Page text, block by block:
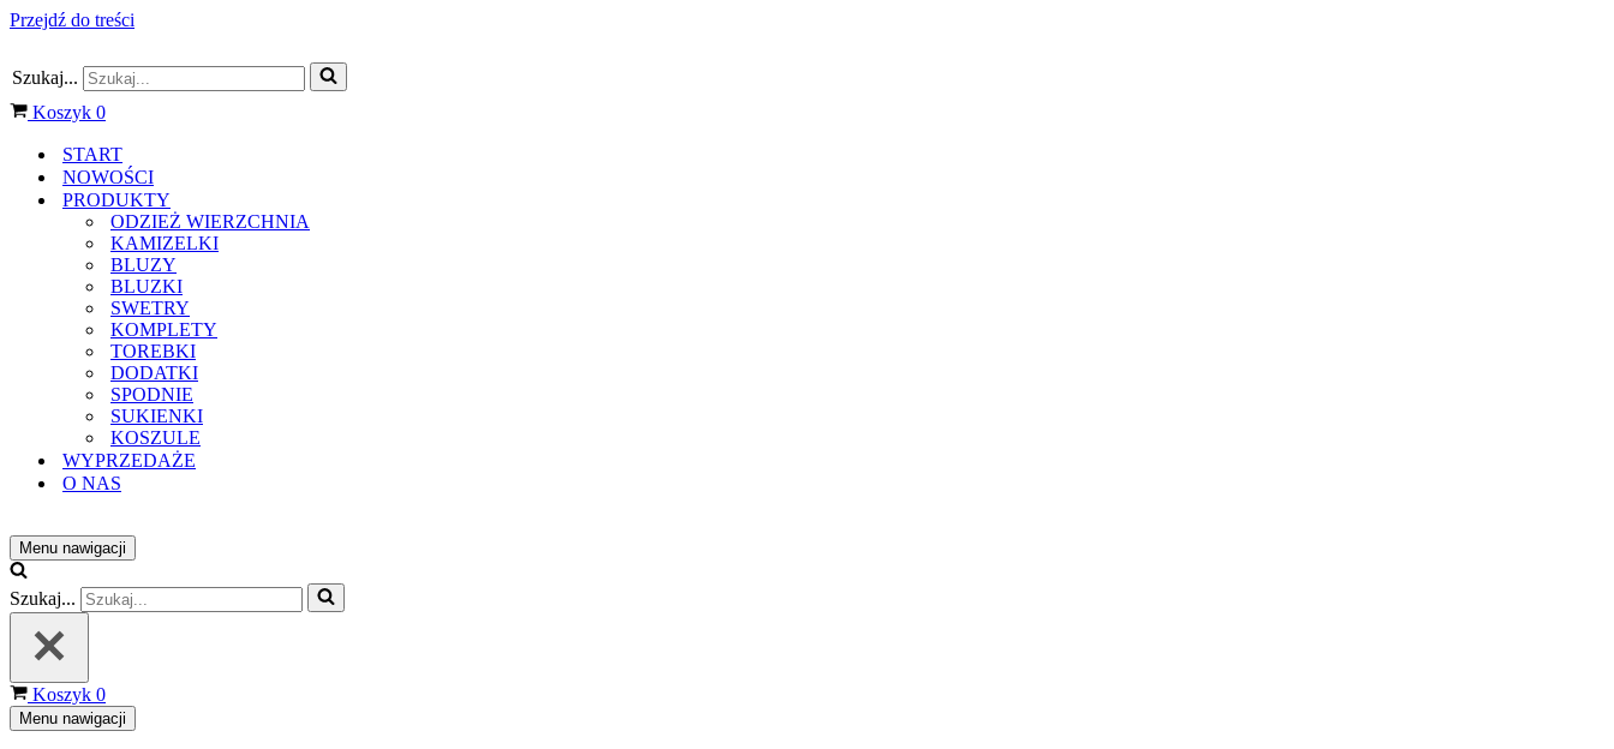
Przejdź do treści
Szukaj...
Koszyk 0
START
NOWOŚCI
PRODUKTY
ODZIEŻ WIERZCHNIA
KAMIZELKI
BLUZY
BLUZKI
SWETRY
KOMPLETY
TOREBKI
DODATKI
SPODNIE
SUKIENKI
KOSZULE
WYPRZEDAŻE
O NAS
Menu nawigacji
Szukaj...
Koszyk 0
Menu nawigacji